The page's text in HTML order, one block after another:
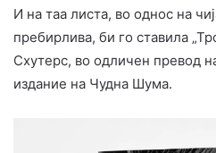
И на таа листа, во однос на
пребирлива, би го ставила
Схутерс, во одличен превод
издание на Чудна Шума.